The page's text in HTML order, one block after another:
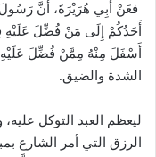
فعَنْ أَبِي هُرَيْرَةَ، أَنَّ رَسُولَ
أَحَدُكُمْ إِلَى مَنْ فُضِّلَ عَلَيْهِ
أَسْفَلَ مِنْهُ مِمَّنْ فُضِّلَ
الشدة والضيق.
ليعظم العبد التوكل
الرزق التي أمر الشارع